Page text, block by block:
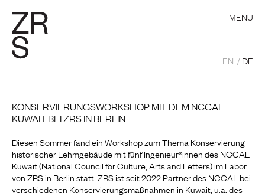
MENÜ
EN DE
KONSERVIERUNGSWORKSHOP MIT DEM NCCAL
KUWAIT BEI ZRS IN BERLIN
Diesen Sommer fand ein Workshop zum Thema Konservierung
historischer Lehmgebäude mit fünf Ingenieur*innen des NCCAL
Kuwait (National Council for Culture, Arts and Letters) im Labor
von ZRS in Berlin statt. ZRS ist seit 2022 Partner des NCCAL bei
verschiedenen Konservierungsmaßnahmen in Kuwait, u.a. des